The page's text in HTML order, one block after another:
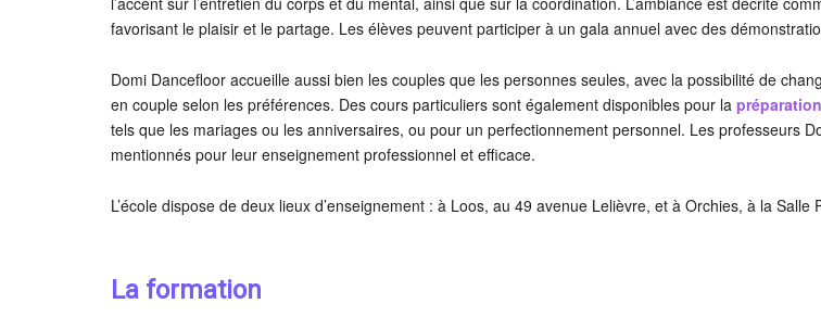
favorisant le plaisir et le partage. Les élèves peuvent participer à un gala annuel avec des
Domi Dancefloor accueille aussi bien les couples que les personnes seules, avec la possibilité de
en couple selon les préférences. Des cours particuliers sont également disponibles pour la préparation
tels que les mariages ou les anniversaires, ou pour un perfectionnement personnel. Les professeurs
mentionnés pour leur enseignement professionnel et efficace.
L’école dispose de deux lieux d’enseignement : à Loos, au 49 avenue Lelièvre, et à Orchies, à la Salle
La formation